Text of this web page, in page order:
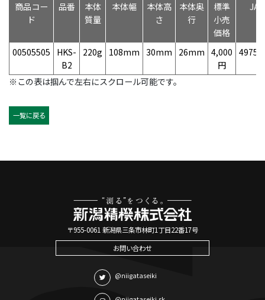
商品コー
ド
品番
本体
質量
本体幅
本体高
さ
本体奥
行
標準
小売
価格
00505505
HKS-
B2
220g 108mm 30mm 26mm 4,000
円
※この表は掴んで左右にスクロール可能です。
一覧に戻る
〒955-0061 新潟県三条市林町1丁目22番17号
お問い合わせ
@niigataseiki